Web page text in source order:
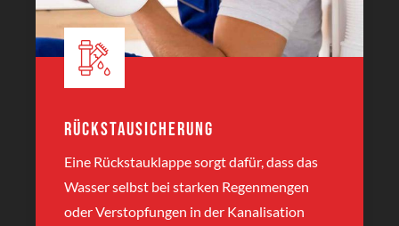
Rückstausicherung
Eine Rückstauklappe sorgt dafür, dass das
Wasser selbst bei starken Regenmengen
oder Verstopfungen in der Kanalisation